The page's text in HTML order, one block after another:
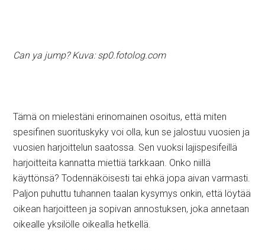
Can ya jump? Kuva: sp0.fotolog.com
Tämä on mielestäni erinomainen osoitus, että miten
spesifinen suorituskyky voi olla, kun se jalostuu vuosien ja
vuosien harjoittelun saatossa. Sen vuoksi lajispesifeillä
harjoitteita kannatta miettiä tarkkaan. Onko niillä
käyttönsä? Todennäköisesti tai ehkä jopa aivan varmasti.
Paljon puhuttu tuhannen taalan kysymys onkin, että löytää
oikean harjoitteen ja sopivan annostuksen, joka annetaan
oikealle yksilölle oikealla hetkellä.